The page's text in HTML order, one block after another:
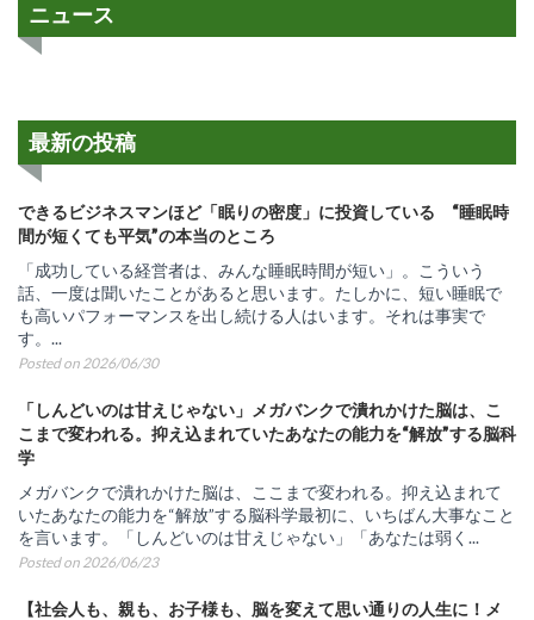
ニュース
最新の投稿
できるビジネスマンほど「眠りの密度」に投資している “睡眠時
間が短くても平気”の本当のところ
「成功している経営者は、みんな睡眠時間が短い」。こういう
話、一度は聞いたことがあると思います。たしかに、短い睡眠で
も高いパフォーマンスを出し続ける人はいます。それは事実で
す。...
Posted on 2026/06/30
「しんどいのは甘えじゃない」メガバンクで潰れかけた脳は、こ
こまで変われる。抑え込まれていたあなたの能力を“解放”する脳科
学
メガバンクで潰れかけた脳は、ここまで変われる。抑え込まれて
いたあなたの能力を“解放”する脳科学最初に、いちばん大事なこと
を言います。「しんどいのは甘えじゃない」「あなたは弱く...
Posted on 2026/06/23
【社会人も、親も、お子様も、脳を変えて思い通りの人生に！メ